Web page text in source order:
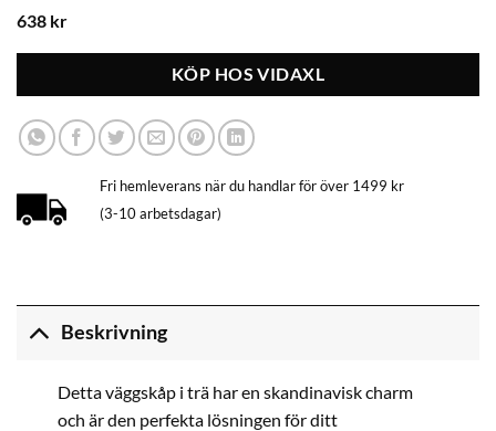
638 kr
KÖP HOS VIDAXL
Fri hemleverans när du handlar för över 1499 kr
(3-10 arbetsdagar)
Beskrivning
Detta väggskåp i trä har en skandinavisk charm
och är den perfekta lösningen för ditt